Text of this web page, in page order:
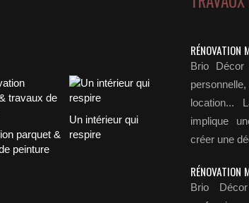
parquet &
peinture
Un intérieur qui
respire
RÉNOVATION
Brio Décor
location...
implique
créer une
RÉNOVATION
Brio